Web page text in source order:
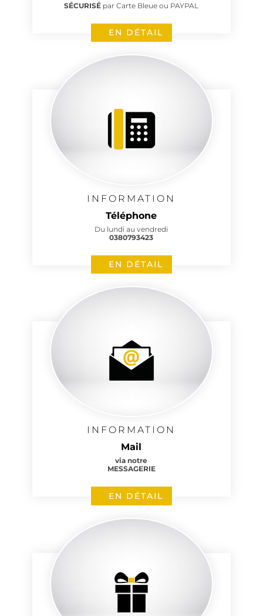
SÉCURISÉ par Carte Bleue ou PAYPAL
EN DÉTAIL
INFORMATION
Téléphone
Du lundi au vendredi
0380793423
EN DÉTAIL
INFORMATION
Mail
via notre
MESSAGERIE
EN DÉTAIL